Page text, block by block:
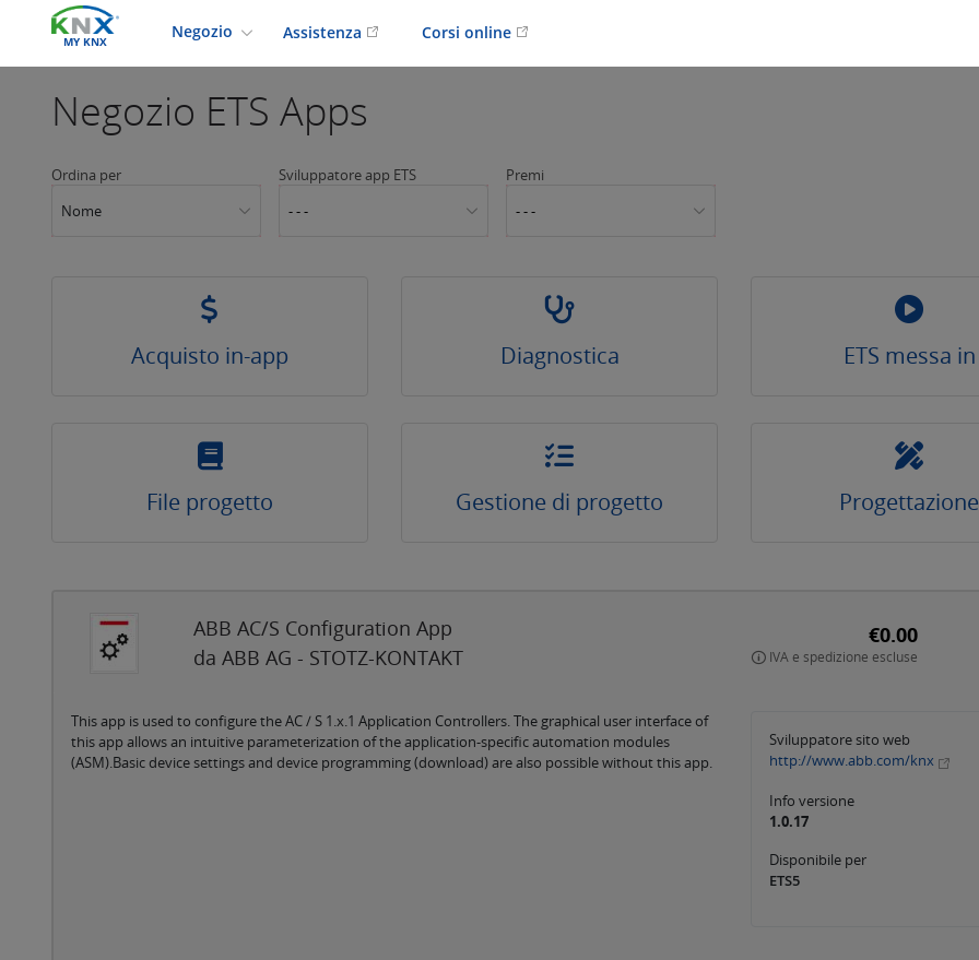
MY KNX
Negozio Assistenza Corsi online
Negozio ETS Apps
Ordina per
Nome
Sviluppatore app ETS
- - -
Premi
- - -
Acquisto in-app Diagnostica ETS messa in
File progetto Gestione di progetto Progettazione
ABB AC/S Configuration App
da ABB AG - STOTZ-KONTAKT
€0.00
IVA e spedizione escluse
This app is used to configure the AC / S 1.x.1 Application Controllers. The graphical user interface of
this app allows an intuitive parameterization of the application-specific automation modules
(ASM).Basic device settings and device programming (download) are also possible without this app.
Sviluppatore sito web
http://www.abb.com/knx
Info versione
1.0.17
Disponibile per
ETS5